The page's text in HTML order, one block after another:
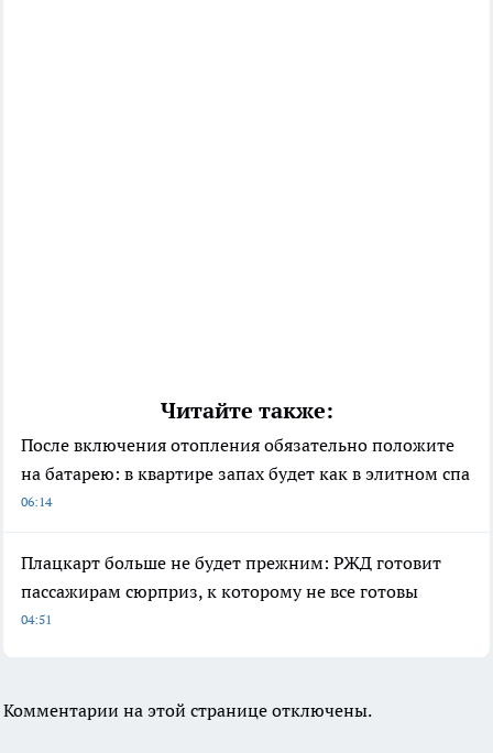
Читайте также:
После включения отопления обязательно положите
на батарею: в квартире запах будет как в элитном спа
06:14
Плацкарт больше не будет прежним: РЖД готовит
пассажирам сюрприз, к которому не все готовы
04:51
Комментарии на этой странице отключены.